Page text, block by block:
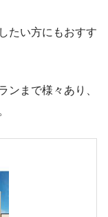
たい方にもおすす
ンまで様々あり、